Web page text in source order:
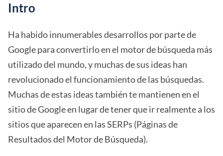
Intro
Ha habido innumerables desarrollos por parte de
Google para convertirlo en el motor de búsqueda más
utilizado del mundo, y muchas de sus ideas han
revolucionado el funcionamiento de las búsquedas.
Muchas de estas ideas también te mantienen en el
sitio de Google en lugar de tener que ir realmente a los
sitios que aparecen en las SERPs (Páginas de
Resultados del Motor de Búsqueda).